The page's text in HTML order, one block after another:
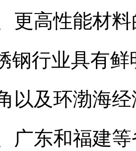
更高性能材
钢行业具有
以及环渤海
广东和福建